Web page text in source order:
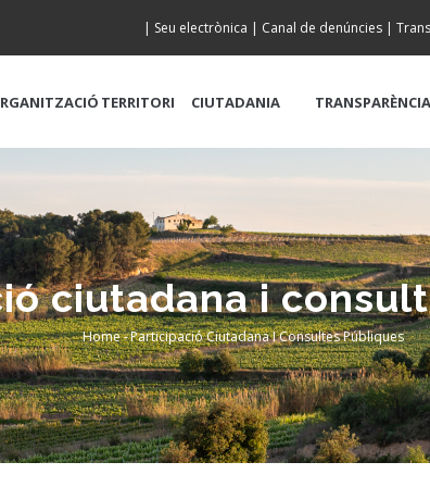
| Seu electrònica | Canal de denúncies |
TERRITORI CIUTADANIA TRANSPARÈNCIA
ciutadana i
Breadcrumb
Home-Participació Ciutadana I Consultes Públiques